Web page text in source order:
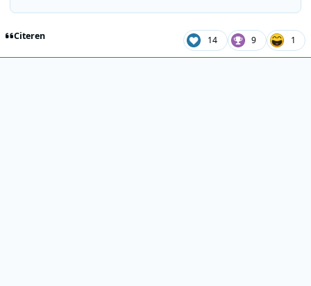
Citeren 14 9 1